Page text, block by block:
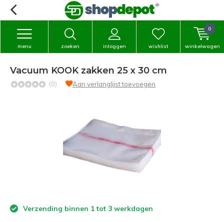
zoeken inloggen
menu wishlist winkelwagen
0
Vacuum KOOK zakken 25 x 30 cm
(0) Aan verlanglijst toevoegen
Verzending binnen 1 tot 3 werkdagen